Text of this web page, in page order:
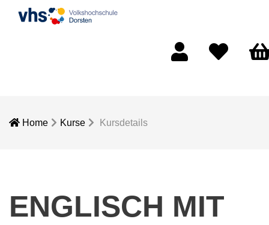
Home Kurse Kursdetails
ENGLISCH MIT